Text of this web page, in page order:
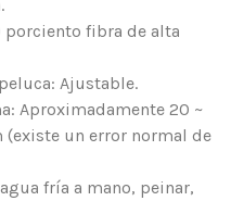
porciento fibra de alta
Ajustable.
Aproximadamente 20 ~
(existe un error normal de
fría a mano, peinar,